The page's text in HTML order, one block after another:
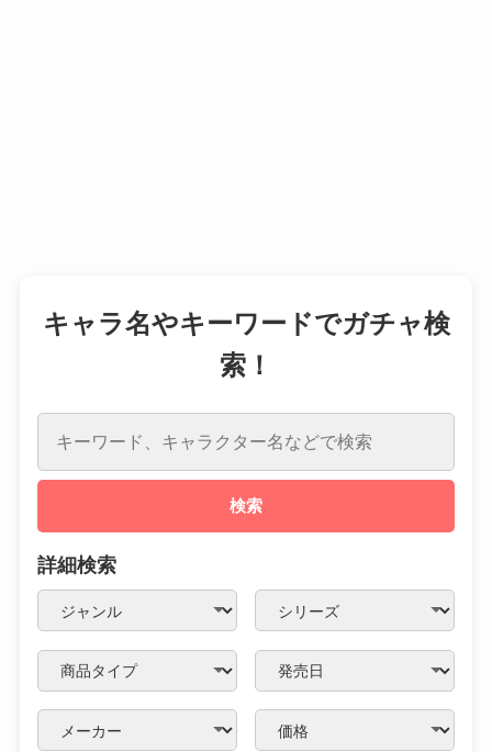
キャラ名やキーワードでガチャ検
索！
検索
詳細検索